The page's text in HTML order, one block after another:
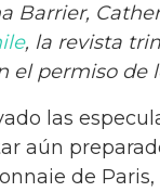
Barrier,
, la revista
el permiso de
las
aún
de